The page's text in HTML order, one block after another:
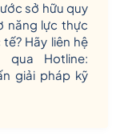
sở hữu quy
năng lực thực
Hãy liên hệ
qua Hotline:
giải pháp kỹ